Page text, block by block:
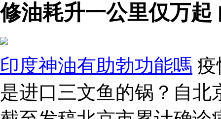
修油耗升一公里仅万
印度神油有助勃功能嗎
是进口三文鱼的锅？自